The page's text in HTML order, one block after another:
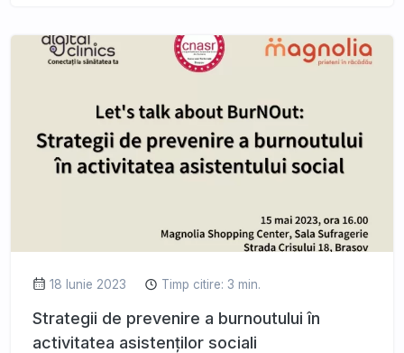
18 Iunie 2023 Timp citire: 3 min.
Strategii de prevenire a burnoutului în
activitatea asistenților sociali